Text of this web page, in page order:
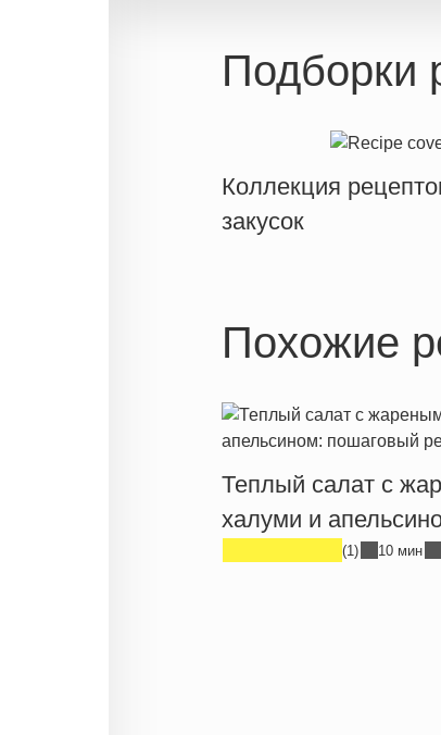
Подборки
Коллекция
закусок
Похожие
Теплый салат с
халуми и
(1) 10 мин